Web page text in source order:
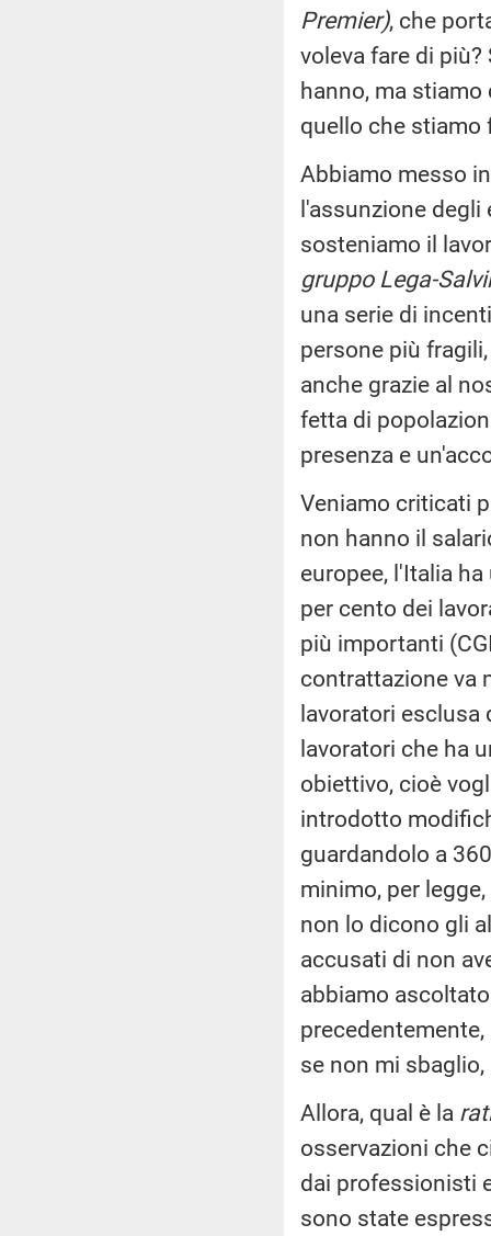
Premier), che
voleva fare di
hanno, ma
quello che stiamo
Abbiamo messo
l'assunzione degli
sosteniamo il
gruppo Lega-
una serie di
persone più
anche grazie al
fetta di
presenza e
Veniamo criticati
non hanno il
europee, l'Italia
per cento dei
più importanti
contrattazione va
lavoratori esclusa
lavoratori che ha
obiettivo, cioè
introdotto
guardandolo a
minimo, per
non lo dicono gli
accusati di non
abbiamo
se non mi
Allora, qual è la
osservazioni che
dai professionisti
sono state